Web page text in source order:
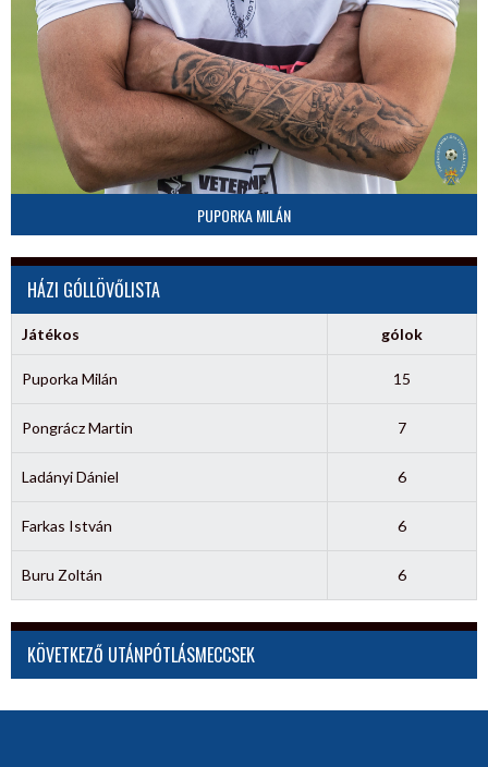
PUPORKA MILÁN
HÁZI GÓLLÖVŐLISTA
Játékos gólok
Puporka Milán 15
Pongrácz Martin 7
Ladányi Dániel 6
Farkas István 6
Buru Zoltán 6
KÖVETKEZŐ UTÁNPÓTLÁSMECCSEK